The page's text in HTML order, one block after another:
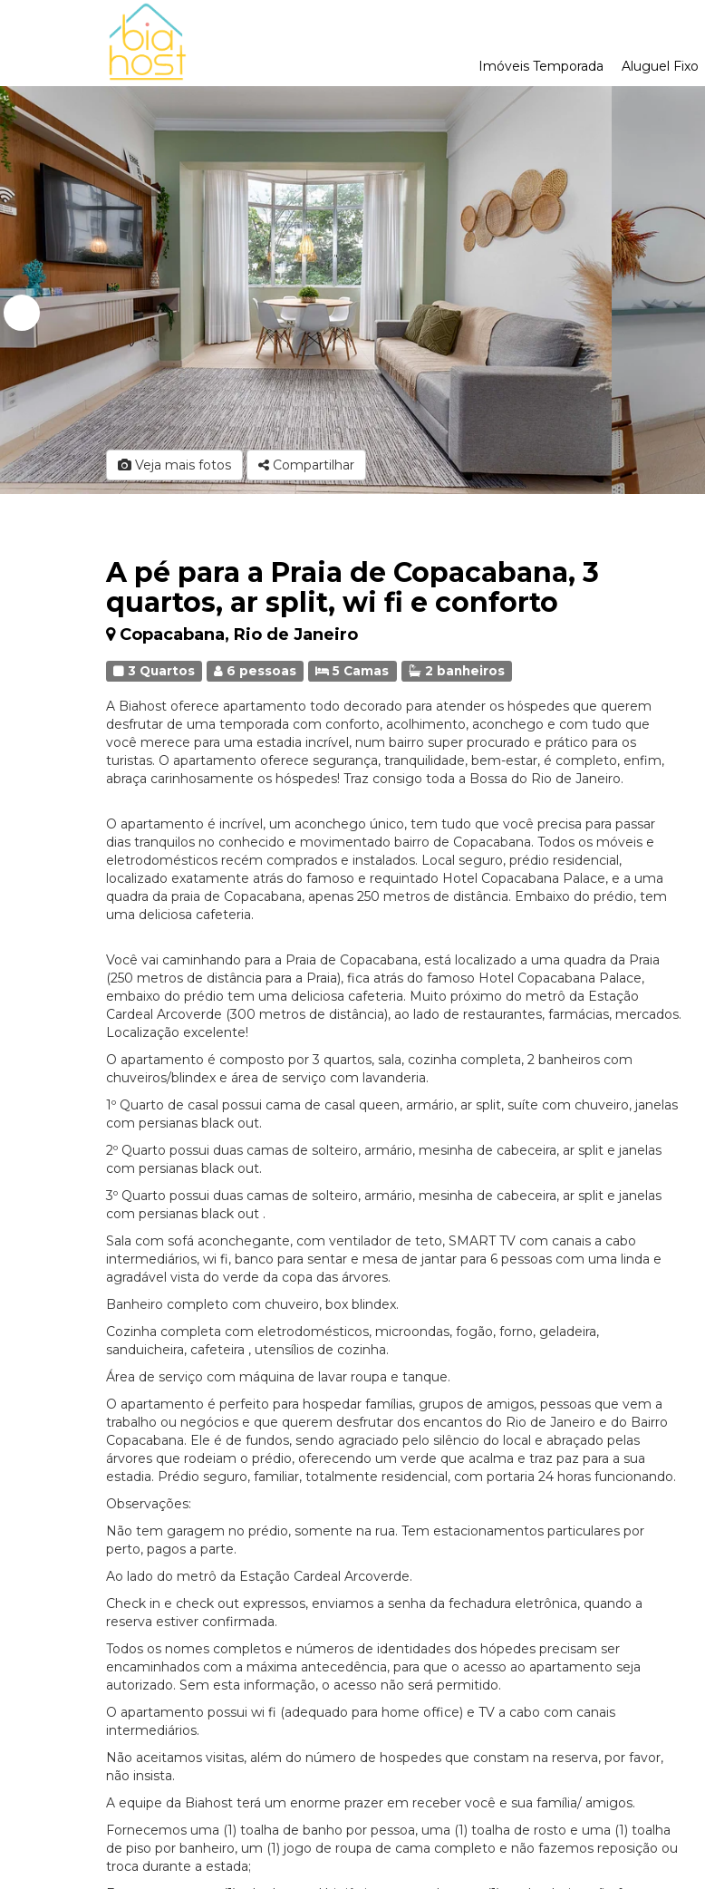
Imóveis Temporada Aluguel Fixo
Veja mais fotos Compartilhar
A pé para a Praia de Copacabana, 3
quartos, ar split, wi fi e conforto
Copacabana, Rio de Janeiro
3 Quartos 6 pessoas 5 Camas 2 banheiros
A Biahost oferece apartamento todo decorado para atender os hóspedes que querem
desfrutar de uma temporada com conforto, acolhimento, aconchego e com tudo que
você merece para uma estadia incrível, num bairro super procurado e prático para os
turistas. O apartamento oferece segurança, tranquilidade, bem-estar, é completo, enfim,
abraça carinhosamente os hóspedes! Traz consigo toda a Bossa do Rio de Janeiro.
O apartamento é incrível, um aconchego único, tem tudo que você precisa para passar
dias tranquilos no conhecido e movimentado bairro de Copacabana. Todos os móveis e
eletrodomésticos recém comprados e instalados. Local seguro, prédio residencial,
localizado exatamente atrás do famoso e requintado Hotel Copacabana Palace, e a uma
quadra da praia de Copacabana, apenas 250 metros de distância. Embaixo do prédio, tem
uma deliciosa cafeteria.
Você vai caminhando para a Praia de Copacabana, está localizado a uma quadra da Praia
(250 metros de distância para a Praia), fica atrás do famoso Hotel Copacabana Palace,
embaixo do prédio tem uma deliciosa cafeteria. Muito próximo do metrô da Estação
Cardeal Arcoverde (300 metros de distância), ao lado de restaurantes, farmácias, mercados.
Localização excelente!
O apartamento é composto por 3 quartos, sala, cozinha completa, 2 banheiros com
chuveiros/blindex e área de serviço com lavanderia.
1º Quarto de casal possui cama de casal queen, armário, ar split, suíte com chuveiro, janelas
com persianas black out.
2º Quarto possui duas camas de solteiro, armário, mesinha de cabeceira, ar split e janelas
com persianas black out.
3º Quarto possui duas camas de solteiro, armário, mesinha de cabeceira, ar split e janelas
com persianas black out .
Sala com sofá aconchegante, com ventilador de teto, SMART TV com canais a cabo
intermediários, wi fi, banco para sentar e mesa de jantar para 6 pessoas com uma linda e
agradável vista do verde da copa das árvores.
Banheiro completo com chuveiro, box blindex.
Cozinha completa com eletrodomésticos, microondas, fogão, forno, geladeira,
sanduicheira, cafeteira , utensílios de cozinha.
Área de serviço com máquina de lavar roupa e tanque.
O apartamento é perfeito para hospedar famílias, grupos de amigos, pessoas que vem a
trabalho ou negócios e que querem desfrutar dos encantos do Rio de Janeiro e do Bairro
Copacabana. Ele é de fundos, sendo agraciado pelo silêncio do local e abraçado pelas
árvores que rodeiam o prédio, oferecendo um verde que acalma e traz paz para a sua
estadia. Prédio seguro, familiar, totalmente residencial, com portaria 24 horas funcionando.
Observações:
Não tem garagem no prédio, somente na rua. Tem estacionamentos particulares por
perto, pagos a parte.
Ao lado do metrô da Estação Cardeal Arcoverde.
Check in e check out expressos, enviamos a senha da fechadura eletrônica, quando a
reserva estiver confirmada.
Todos os nomes completos e números de identidades dos hópedes precisam ser
encaminhados com a máxima antecedência, para que o acesso ao apartamento seja
autorizado. Sem esta informação, o acesso não será permitido.
O apartamento possui wi fi (adequado para home office) e TV a cabo com canais
intermediários.
Não aceitamos visitas, além do número de hospedes que constam na reserva, por favor,
não insista.
A equipe da Biahost terá um enorme prazer em receber você e sua família/ amigos.
Fornecemos uma (1) toalha de banho por pessoa, uma (1) toalha de rosto e uma (1) toalha
de piso por banheiro, um (1) jogo de roupa de cama completo e não fazemos reposição ou
troca durante a estada;